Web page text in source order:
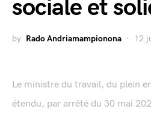
sociale et
by Rado Andriamampionona 12
Le ministre du travail, du plein
étendu, par arrêté du 30 mai